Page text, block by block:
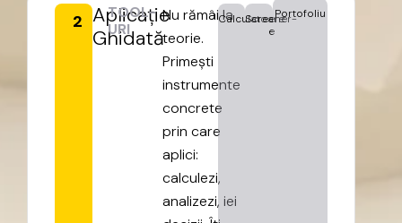
2 Aplicație
Ghidată
TOOL-
URI
Nu rămâila
teorie.
Primești
instrumente
concrete
prin care
aplici:
calculezi,
analizezi, iei
Calculatoare
Screener-
e
Portofoliu